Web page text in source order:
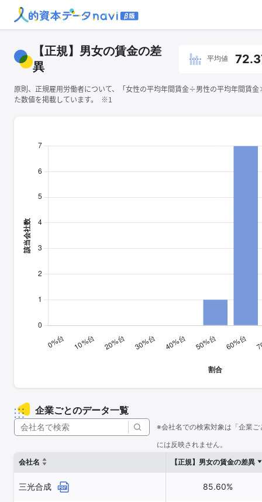
【正規】男女の賃金の差
異
平均値
原則、正規雇用労働者について、「女性の平均年間賃金÷男性の平均年間賃
た数値を掲載しています。 ※1
企業ごとのデータ一覧
※会社名での検索対象は「企業
には反映されません。
会社名
【正規】男女の賃金の差異
三光合成 85.60%